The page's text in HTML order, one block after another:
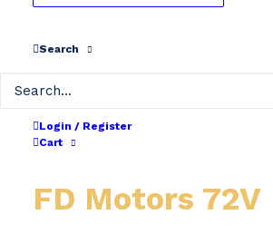
Search
Login / Register
Cart
FD Motors 72V